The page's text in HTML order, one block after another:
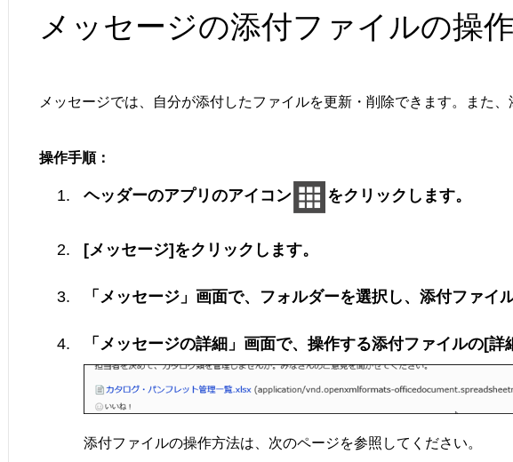
メッセージの添付ファイルの操作
メッセージでは、自分が添付したファイルを更新・削除できます。また、
操作手順：
ヘッダーのアプリのアイコン をクリックします。
[メッセージ]をクリックします。
「メッセージ」画面で、フォルダーを選択し、添付ファイ
「メッセージの詳細」画面で、操作する添付ファイルの[詳
添付ファイルの操作方法は、次のページを参照してください。